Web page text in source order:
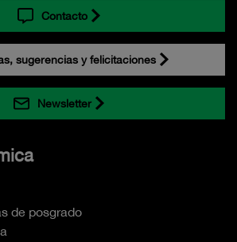
Contacto
sugerencias y felicitaciones
Newsletter
de posgrado